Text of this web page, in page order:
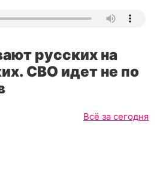
русских на
СВО идет не по
Всё за сегодня